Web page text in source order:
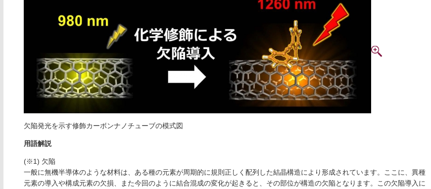
欠陥発光を示す修飾カーボンナノチューブの模式図
用語解説
(※1) ⽋陥
⼀般に無機半導体のような材料は、ある種の元素が周期的に規則正しく配列した結晶構造により形成されています。ここに、異種
元素の導⼊や構成元素の⽋損、また今回のように結合混成の変化が起きると、その部位が構造の⽋陥となります。この⽋陥導⼊に